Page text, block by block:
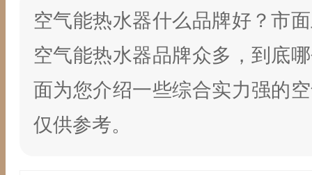
空气能热水器什么品牌好？市
空气能热水器品牌众多，到底
面为您介绍一些综合实力强的
仅供参考。